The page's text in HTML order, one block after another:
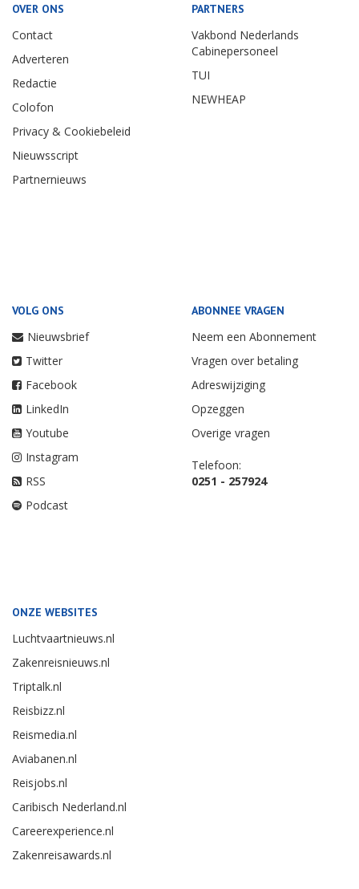
OVER ONS
Contact
Adverteren
Redactie
Colofon
Privacy & Cookiebeleid
Nieuwsscript
Partnernieuws
PARTNERS
Vakbond Nederlands
Cabinepersoneel
TUI
NEWHEAP
VOLG ONS
Nieuwsbrief
Twitter
Facebook
LinkedIn
Youtube
Instagram
RSS
Podcast
ABONNEE VRAGEN
Neem een Abonnement
Vragen over betaling
Adreswijziging
Opzeggen
Overige vragen
Telefoon:
0251 - 257924
ONZE WEBSITES
Luchtvaartnieuws.nl
Zakenreisnieuws.nl
Triptalk.nl
Reisbizz.nl
Reismedia.nl
Aviabanen.nl
Reisjobs.nl
Caribisch Nederland.nl
Careerexperience.nl
Zakenreisawards.nl